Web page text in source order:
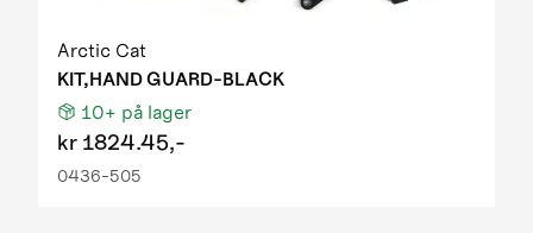
Arctic Cat
KIT,HAND GUARD-BLACK
10+ på lager
kr 1824.45,-
0436-505